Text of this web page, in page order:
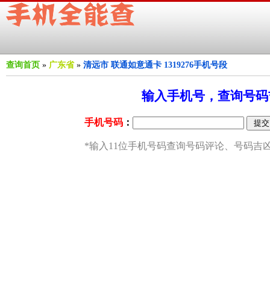
查询首页 » 广东省 » 清远市 联通如意通卡 1319276手机号段
输入手机号，查询号